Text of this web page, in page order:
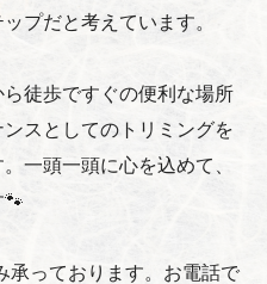
プだと考えています。
徒歩ですぐの便利な場所
スとしてのトリミングを
一頭一頭に心を込めて、
🐾
承っております。お電話で